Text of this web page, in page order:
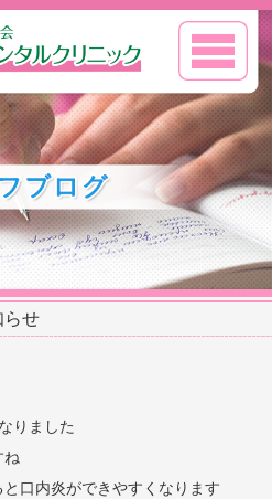
らせ
りました
ね
口内炎ができやすくなります